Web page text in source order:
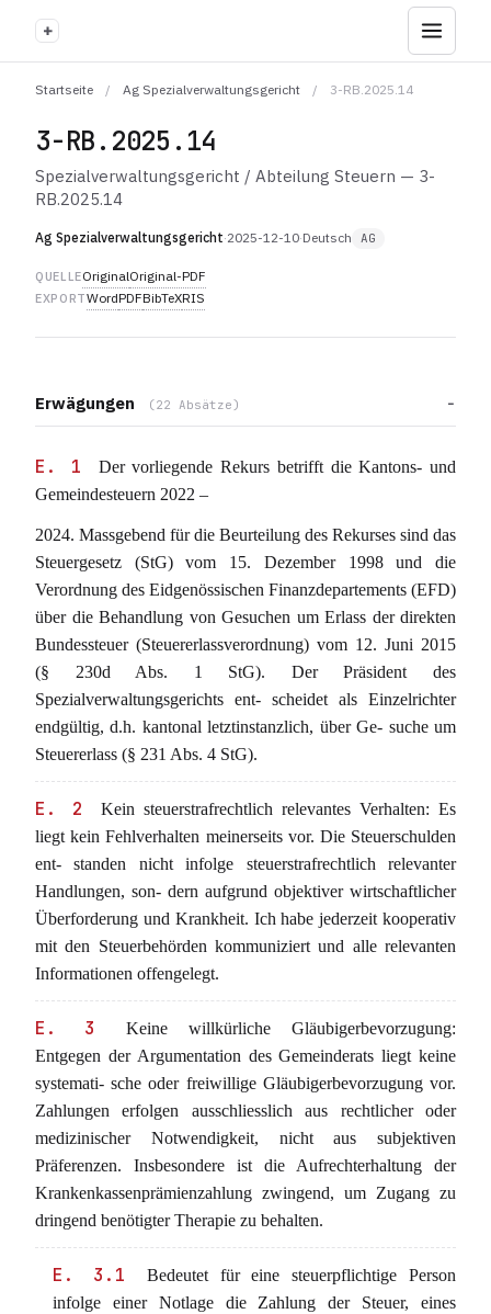
+
Startseite / Ag Spezialverwaltungsgericht / 3-RB.2025.14
3-RB.2025.14
Spezialverwaltungsgericht / Abteilung Steuern — 3-
RB.2025.14
Ag Spezialverwaltungsgericht·2025-12-10·Deutsch AG
QUELLEOriginalOriginal-PDF
EXPORTWordPDFBibTeXRIS
Erwägungen (22 Absätze)
E. 1
Der vorliegende Rekurs betrifft die Kantons- und
Gemeindesteuern 2022 –
2024. Massgebend für die Beurteilung des Rekurses sind das
Steuergesetz (StG) vom 15. Dezember 1998 und die
Verordnung des Eidgenössischen Finanzdepartements (EFD)
über die Behandlung von Gesuchen um Erlass der direkten
Bundessteuer (Steuererlassverordnung) vom 12. Juni 2015
(§ 230d Abs. 1 StG). Der Präsident des
Spezialverwaltungsgerichts ent- scheidet als Einzelrichter
endgültig, d.h. kantonal letztinstanzlich, über Ge- suche um
Steuererlass (§ 231 Abs. 4 StG).
E. 2
Kein steuerstrafrechtlich relevantes Verhalten: Es
liegt kein Fehlverhalten meinerseits vor. Die Steuerschulden
ent- standen nicht infolge steuerstrafrechtlich relevanter
Handlungen, son- dern aufgrund objektiver wirtschaftlicher
Überforderung und Krankheit. Ich habe jederzeit kooperativ
mit den Steuerbehörden kommuniziert und alle relevanten
Informationen offengelegt.
E. 3
Keine willkürliche Gläubigerbevorzugung:
Entgegen der Argumentation des Gemeinderats liegt keine
systemati- sche oder freiwillige Gläubigerbevorzugung vor.
Zahlungen erfolgen ausschliesslich aus rechtlicher oder
medizinischer Notwendigkeit, nicht aus subjektiven
Präferenzen. Insbesondere ist die Aufrechterhaltung der
Krankenkassenprämienzahlung zwingend, um Zugang zu
dringend benötigter Therapie zu behalten.
E. 3.1
Bedeutet für eine steuerpflichtige Person
infolge einer Notlage die Zahlung der Steuer, eines